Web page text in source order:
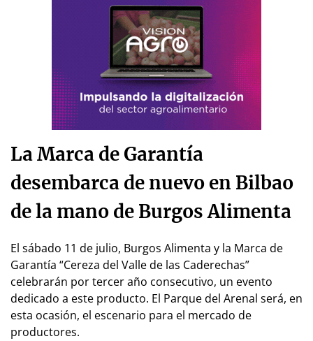
La Marca de Garantía
desembarca de nuevo en Bilbao
de la mano de Burgos Alimenta
El sábado 11 de julio, Burgos Alimenta y la Marca de
Garantía “Cereza del Valle de las Caderechas”
celebrarán por tercer año consecutivo, un evento
dedicado a este producto. El Parque del Arenal será, en
esta ocasión, el escenario para el mercado de
productores.